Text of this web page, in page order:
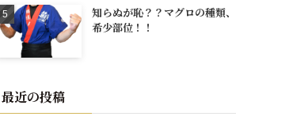
知らぬが恥？？マグロの種類、
希少部位！！
最近の投稿